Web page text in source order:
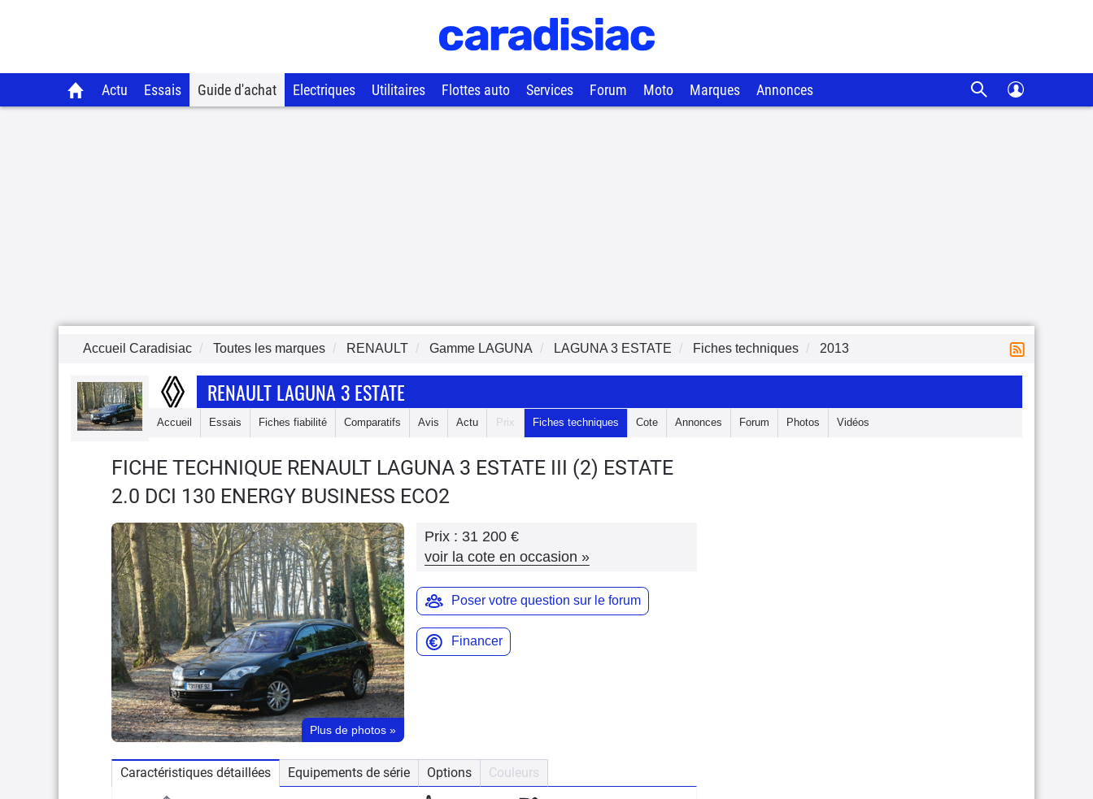
Actu Essais Guide d'achat Electriques Utilitaires Flottes auto Services Forum Moto Marques Annonces
Accueil Caradisiac Toutes les marques RENAULT Gamme LAGUNA LAGUNA 3 ESTATE Fiches techniques 2013
RENAULT LAGUNA 3 ESTATE
Accueil Essais Fiches fiabilité Comparatifs Avis Actu Prix Fiches techniques Cote Annonces Forum Photos Vidéos
FICHE TECHNIQUE RENAULT LAGUNA 3 ESTATE III (2) ESTATE
2.0 DCI 130 ENERGY BUSINESS ECO2
Plus de photos »
Prix : 31 200 €
voir la cote en occasion »
Poser votre question sur le forum
Financer
Caractéristiques détaillées Equipements de série Options Couleurs